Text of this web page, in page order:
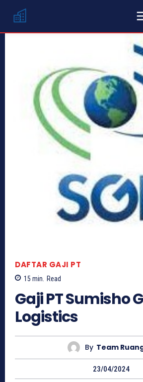
DAFTAR GAJI PT
15 min. Read
Gaji PT Sumisho
Logistics
By Team
23/04/2024